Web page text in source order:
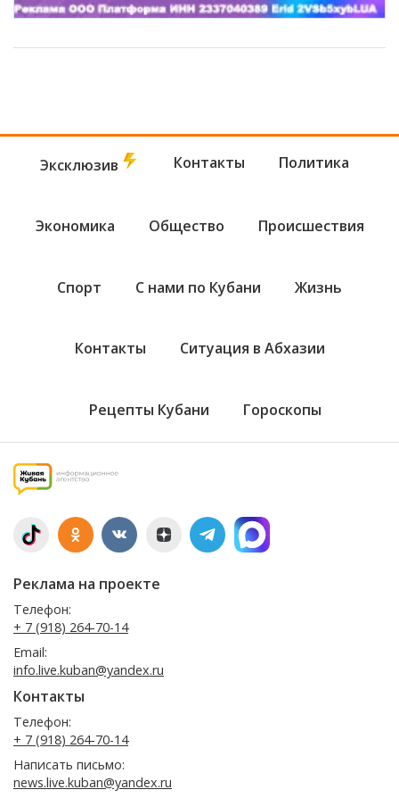
Эксклюзив Контакты Политика
Экономика Общество Происшествия
Спорт С нами по Кубани Жизнь
Контакты Ситуация в Абхазии
Рецепты Кубани Гороскопы
Реклама на проекте
Телефон:
+ 7 (918) 264-70-14
Email:
info.live.kuban@yandex.ru
Контакты
Телефон:
+ 7 (918) 264-70-14
Написать письмо:
news.live.kuban@yandex.ru